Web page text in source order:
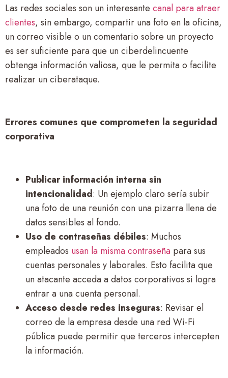
Las redes sociales son un interesante canal para atraer
clientes, sin embargo, compartir una foto en la oficina,
un correo visible o un comentario sobre un proyecto
es ser suficiente para que un ciberdelincuente
obtenga información valiosa, que le permita o facilite
realizar un ciberataque.
Errores comunes que comprometen la seguridad
corporativa
Publicar información interna sin
intencionalidad: Un ejemplo claro sería subir
una foto de una reunión con una pizarra llena de
datos sensibles al fondo.
Uso de contraseñas débiles: Muchos
empleados usan la misma contraseña para sus
cuentas personales y laborales. Esto facilita que
un atacante acceda a datos corporativos si logra
entrar a una cuenta personal.
Acceso desde redes inseguras: Revisar el
correo de la empresa desde una red Wi-Fi
pública puede permitir que terceros intercepten
la información.